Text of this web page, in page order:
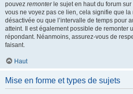
pouvez remonterle sujet en haut du forum
vous ne voyez pas ce lien, cela signifie que la
désactivée ou que l’intervalle de temps pour
atteint. Il est également possible de remonter
répondant. Néanmoins, assurez-vous de
faisant.
Haut
Mise en forme et types de sujets